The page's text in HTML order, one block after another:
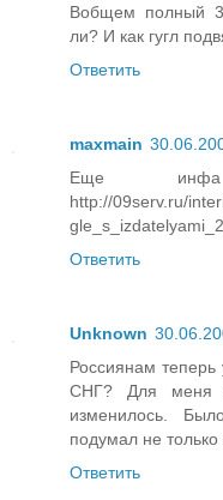
Вобщем полный
ли? И как гугл
Ответить
maxmain
Еще
http://09serv.ru/
Ответить
Unknown
Россиянам теперь
СНГ? Для меня
изменилось.
подумал не
Ответить